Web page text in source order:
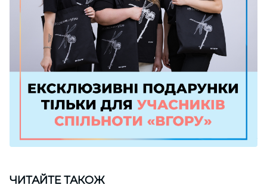
ЧИТАЙТЕ ТАКОЖ